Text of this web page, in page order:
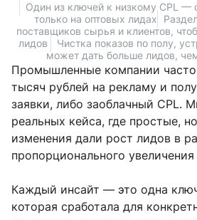
Один из ключей к низкому CPL —
только на оптовых лидах
поставщиков сырья и клиентов,
лидов
Чистка показов по полу,
может дать больше лидов,
Промышленные компании часто
тысяч рублей на рекламу и
заявки, либо заоблачный CPL.
реальных кейса, где простые,
изменения дали рост лидов в
пропорционального
Каждый инсайт — это одна
которая сработала для